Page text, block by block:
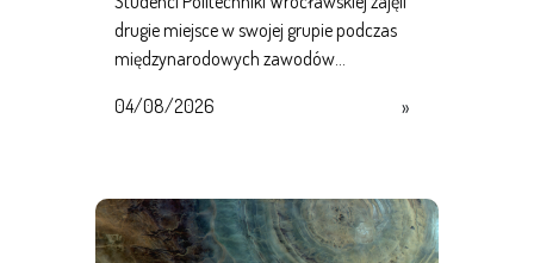
drugie miejsce w swojej grupie podczas
międzynarodowych zawodów…
04/08/2026
»